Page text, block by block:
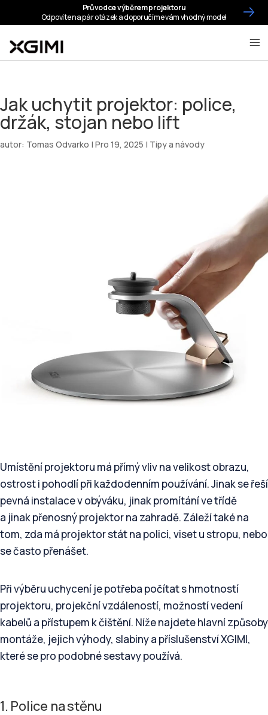
Jak uchytit projektor: police,
držák, stojan nebo lift
autor: Tomas Odvarko | Pro 19, 2025 | Tipy a návody
Umístění projektoru má přímý vliv na velikost obrazu,
ostrost i pohodlí při každodenním používání. Jinak se řeší
pevná instalace v obýváku, jinak promítání ve třídě
a jinak přenosný projektor na zahradě. Záleží také na
tom, zda má projektor stát na polici, viset u stropu, nebo
se často přenášet.
Při výběru uchycení je potřeba počítat s hmotností
projektoru, projekční vzdáleností, možností vedení
kabelů a přístupem k čištění. Níže najdete hlavní způsoby
montáže, jejich výhody, slabiny a příslušenství XGIMI,
které se pro podobné sestavy používá.
1. Police na stěnu